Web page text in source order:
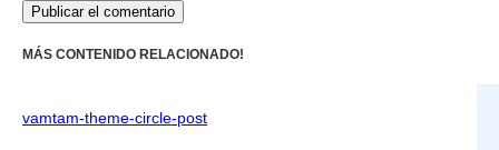
MÁS CONTENIDO RELACIONADO!
vamtam-theme-circle-post